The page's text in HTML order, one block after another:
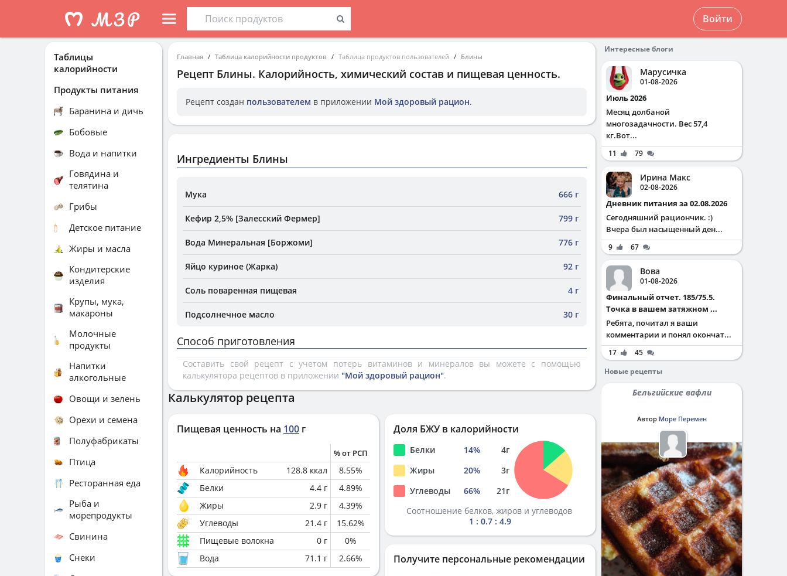
Войти
Главная Таблица калорийности продуктов Таблица продуктов пользователей Блины
Рецепт Блины. Калорийность, химический состав и пищевая ценность.
Рецепт создан пользователем в приложении Мой здоровый рацион.
Ингредиенты Блины
Мука 666 г
Кефир 2,5% [Залесский Фермер] 799 г
Вода Минеральная [Боржоми] 776 г
Яйцо куриное (Жарка) 92 г
Соль поваренная пищевая 4 г
Подсолнечное масло 30 г
Способ приготовления
Составить свой рецепт с учетом потерь витаминов и минералов вы можете с помощью
калькулятора рецептов в приложении "Мой здоровый рацион".
Калькулятор рецепта
Пищевая ценность на 100 г
% от РСП
Калорийность 128.8 ккал 8.55%
Белки
4.4 г 4.89%
Жиры
2.9 г 4.39%
Углеводы
21.4 г 15.62%
Пищевые волокна
0 г 0%
Вода
71.1 г 2.66%
Доля БЖУ в калорийности
Белки 14% 4г
Жиры
20% 3г
Углеводы
66% 21г
Соотношение белков, жиров и углеводов
1 : 0.7 : 4.9
Получите персональные рекомендации
Таблицы
калорийности
Продукты питания
Баранина и дичь
Бобовые
Вода и напитки
Говядина и
телятина
Грибы
Детское питание
Жиры и масла
Кондитерские
изделия
Крупы, мука,
макароны
Молочные
продукты
Напитки
алкогольные
Овощи и зелень
Орехи и семена
Полуфабрикаты
Птица
Ресторанная еда
Рыба и
морепродукты
Свинина
Снеки
Интересные блоги
Марусичка
01-08-2026
Июль 2026
Месяц долбаной
многозадачности. Вес 57,4
кг.Вот...
11 79
Ирина Макс
02-08-2026
Дневник питания за 02.08.2026
Сегодняшний рациончик. :)
Вчера был насыщенный ден...
9 67
Вова
01-08-2026
Финальный отчет. 185/75.5.
Точка в вашем затяжном ...
Ребята, почитал я ваши
комментарии и понял окончат...
17
45
Новые рецепты
Бельгийские вафли
Автор Море Перемен